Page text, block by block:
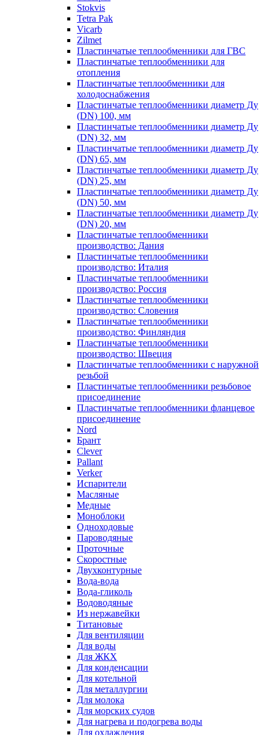
Stokvis
Tetra Pak
Vicarb
Zilmet
Пластинчатые теплообменники для ГВС
Пластинчатые теплообменники для
отопления
Пластинчатые теплообменники для
холодоснабжения
Пластинчатые теплообменники диаметр Ду
(DN) 100, мм
Пластинчатые теплообменники диаметр Ду
(DN) 32, мм
Пластинчатые теплообменники диаметр Ду
(DN) 65, мм
Пластинчатые теплообменники диаметр Ду
(DN) 25, мм
Пластинчатые теплообменники диаметр Ду
(DN) 50, мм
Пластинчатые теплообменники диаметр Ду
(DN) 20, мм
Пластинчатые теплообменники
производство: Дания
Пластинчатые теплообменники
производство: Италия
Пластинчатые теплообменники
производство: Россия
Пластинчатые теплообменники
производство: Словения
Пластинчатые теплообменники
производство: Финляндия
Пластинчатые теплообменники
производство: Швеция
Пластинчатые теплообменники с наружной
резьбой
Пластинчатые теплообменники резьбовое
присоединение
Пластинчатые теплообменники фланцевое
присоединение
Nord
Брант
Clever
Pallant
Verker
Испарители
Масляные
Медные
Моноблоки
Одноходовые
Пароводяные
Проточные
Скоростные
Двухконтурные
Вода-вода
Вода-гликоль
Водоводяные
Из нержавейки
Титановые
Для вентиляции
Для воды
Для ЖКХ
Для конденсации
Для котельной
Для металлургии
Для молока
Для морских судов
Для нагрева и подогрева воды
Для охлаждения